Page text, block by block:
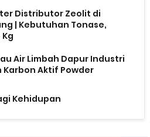
Distributor Zeolit di
| Kebutuhan Tonase,
Kg
Air Limbah Dapur Industri
Karbon Aktif Powder
Kehidupan